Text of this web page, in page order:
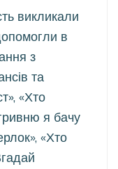
викликали
в
з
та
«Хто
я бачу
«Хто